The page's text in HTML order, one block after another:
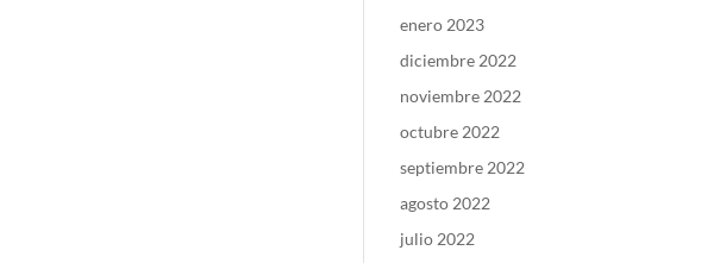
enero 2023
diciembre 2022
noviembre 2022
octubre 2022
septiembre 2022
agosto 2022
julio 2022